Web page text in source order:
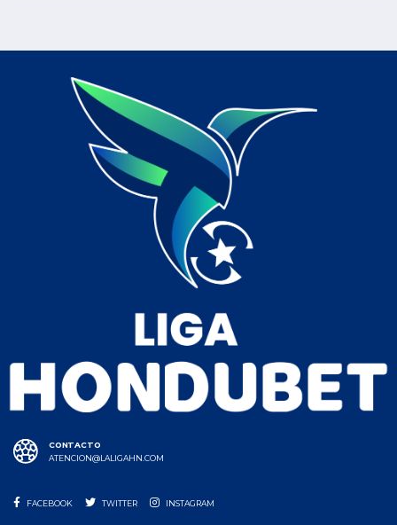
CONTACTO
ATENCION@LALIGAHN.COM
FACEBOOK TWITTER INSTAGRAM